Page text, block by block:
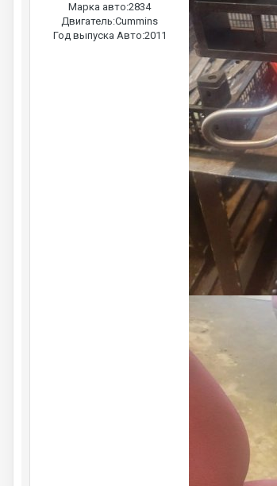
Марка авто:2834
Двигатель:Cummins
Год выпуска Авто:2011